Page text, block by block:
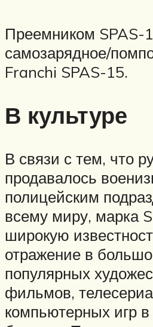
Преемником SPAS-
самозарядное/
Franchi SPAS-15.
В культуре
В связи с тем, что
продавалось
полицейским
всему миру, марка
широкую
отражение в
популярных
фильмов,
компьютерных игр